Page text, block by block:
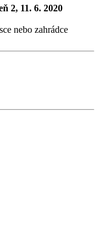
2, 11. 6. 2020
nebo zahrádce